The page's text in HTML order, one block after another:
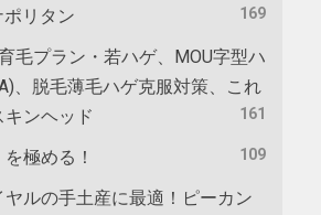
リタン
169
毛プラン・若ハゲ、MOU字型ハ
、脱毛薄毛ハゲ克服対策、これ
ンヘッド
161
極める！ 109
ルの手土産に最適！ピーカン